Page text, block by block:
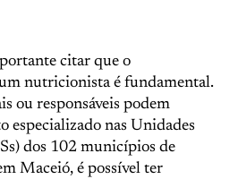
citar que o
nutricionista é fundamental.
ou responsáveis podem
especializado nas Unidades
dos 102 municípios de
Maceió, é possível ter